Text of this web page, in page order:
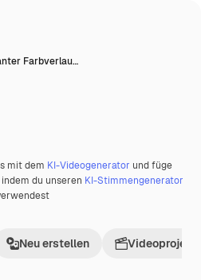
Farbverlau…
mit dem KI-Videogenerator und füge
du unseren KI-Stimmengenerator
Neu erstellen Videoprojekt